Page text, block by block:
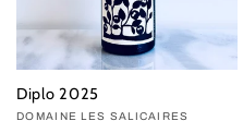
Diplo 2025
Vendor:
DOMAINE LES SALICAIRES